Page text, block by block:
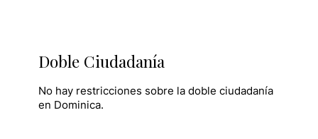
Doble Ciudadanía
No hay restricciones sobre la doble ciudadanía
en Dominica.